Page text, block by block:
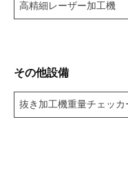
高精細レーザー加工機
その他設備
抜き加工機重量チェッ